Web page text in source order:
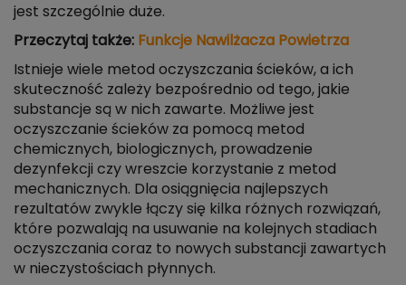
jest szczególnie duże.
Przeczytaj także: Funkcje Nawilżacza Powietrza
Istnieje wiele metod oczyszczania ścieków, a ich
skuteczność zależy bezpośrednio od tego, jakie
substancje są w nich zawarte. Możliwe jest
oczyszczanie ścieków za pomocą metod
chemicznych, biologicznych, prowadzenie
dezynfekcji czy wreszcie korzystanie z metod
mechanicznych. Dla osiągnięcia najlepszych
rezultatów zwykle łączy się kilka różnych rozwiązań,
które pozwalają na usuwanie na kolejnych stadiach
oczyszczania coraz to nowych substancji zawartych
w nieczystościach płynnych.